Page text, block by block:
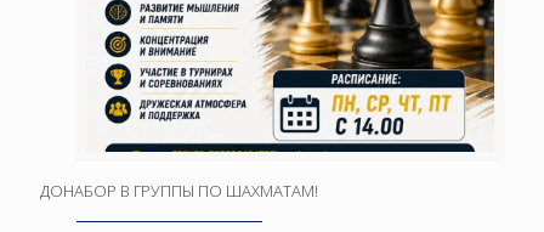
ДОНАБОР В ГРУППЫ ПО ШАХМАТАМ!